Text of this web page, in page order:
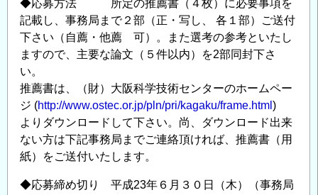
◆応募方法 所定の推薦書（４枚）に必要事項を
記載し、事務局まで２部（正・写し、 各１部）ご送付
下さい（自薦・他薦 可）。また選考の参考といたし
ますので、主要な論文（５件以内）を2部同封下さ
い。
推薦書は、（財）大阪科学技術センターのホームペー
ジ (http://www.ostec.or.jp/pln/pri/kagaku/frame.html )
よりダウンロードして下さい。尚、ダウンロード出来
ない方は下記事務局までご連絡頂ければ、推薦書（用
紙）をご送付いたします。
◆応募締め切り 平成23年６月３０日（木）（事務局